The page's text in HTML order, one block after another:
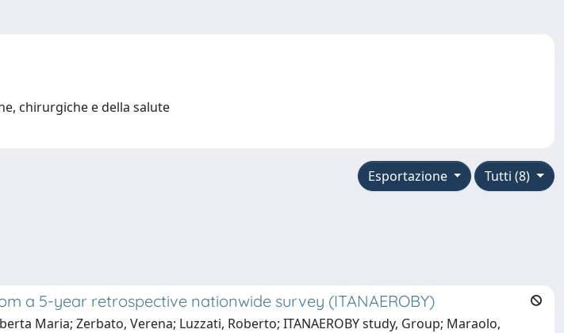
chirurgiche e della salute
Tutti (8)
Esportazione
a 5-year retrospective nationwide survey (ITANAEROBY)
Maria; Zerbato, Verena; Luzzati, Roberto; ITANAEROBY study, Group; Maraolo,